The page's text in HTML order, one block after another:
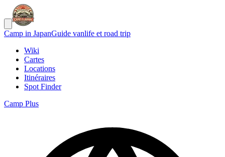
Camp in JapanGuide vanlife et road trip
Wiki
Cartes
Locations
Itinéraires
Spot Finder
Camp Plus